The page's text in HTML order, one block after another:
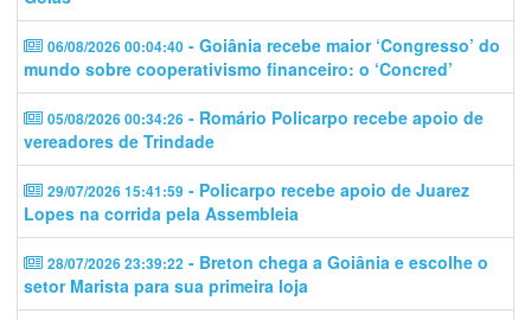
06/08/2026 00:04:40 - Goiânia recebe maior ‘Congresso’ do
mundo sobre cooperativismo financeiro: o ‘Concred’
05/08/2026 00:34:26 - Romário Policarpo recebe apoio de
vereadores de Trindade
29/07/2026 15:41:59 - Policarpo recebe apoio de Juarez
Lopes na corrida pela Assembleia
28/07/2026 23:39:22 - Breton chega a Goiânia e escolhe o
setor Marista para sua primeira loja